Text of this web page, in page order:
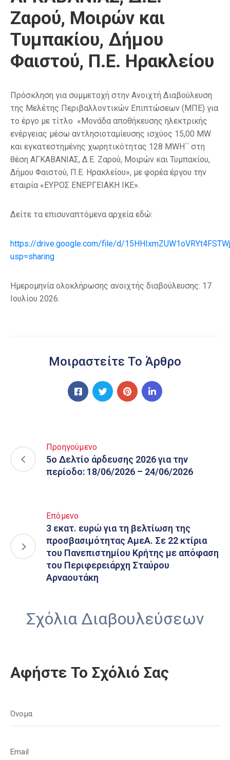
Ζαρού, Μοιρών και
Τυμπακίου, Δήμου
Φαιστού, Π.Ε. Ηρακλείου
Πρόσκληση για συμμετοχή στην Ανοιχτή Διαβούλευση
της Μελέτης Περιβαλλοντικών Επιπτώσεων (ΜΠΕ) για
το έργο με τίτλο «Μονάδα αποθήκευσης ηλεκτρικής
ενέργειας μέσω αντλησιοταμίευσης ισχύος 15,00 MW
και εγκατεστημένης χωρητικότητας 128 MWH΄΄ στη
θέση ΑΓΚΑΒΑΝΙΑΣ, Δ.Ε. Ζαρού, Μοιρών και Τυμπακίου,
Δήμου Φαιστού, Π.Ε. Ηρακλείου», με φορέα έργου την
εταιρία «ΕΥΡΟΣ ΕΝΕΡΓΕΙΑΚΗ ΙΚΕ».
Δείτε τα επισυναπτόμενα αρχεία εδώ:
https://drive.google.com/file/d/
usp=sharing
Ημερομηνία ολοκλήρωσης ανοιχτής διαβούλευσης: 17
Ιουλίου 2026.
Μοιραστείτε Το Άρθρο
Προηγούμενο
5ο Δελτίο άρδευσης 2026 για την
περίοδο: 18/06/2026 – 24/06/2026
Επόμενο
3 εκατ. ευρώ για τη βελτίωση της
προσβασιμότητας ΑμεΑ. Σε 22 κτίρια
του Πανεπιστημίου Κρήτης με απόφαση
του Περιφερειάρχη Σταύρου
Αρναουτάκη
Σχόλια Διαβουλεύσεων
Αφήστε Το Σχόλιό Σας